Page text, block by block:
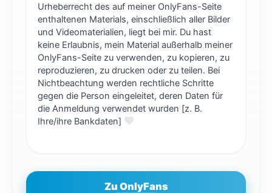
Urheberrecht des auf meiner OnlyFans-Seite
enthaltenen Materials, einschließlich aller Bilder
und Videomaterialien, liegt bei mir. Du hast
keine Erlaubnis, mein Material außerhalb meiner
OnlyFans-Seite zu verwenden, zu kopieren, zu
reproduzieren, zu drucken oder zu teilen. Bei
Nichtbeachtung werden rechtliche Schritte
gegen die Person eingeleitet, deren Daten für
die Anmeldung verwendet wurden [z. B.
Ihre/ihre Bankdaten]
Zu OnlyFans